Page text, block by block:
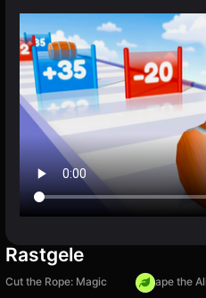
Rastgele
Cut the Rope: Magic Escape the